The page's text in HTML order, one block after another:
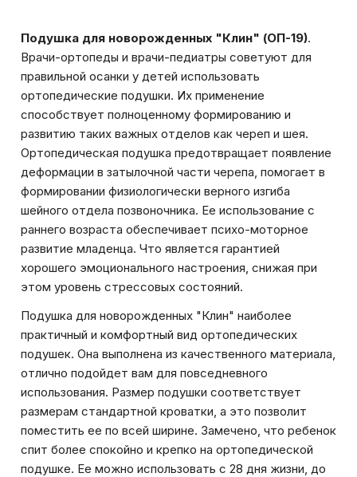
Подушка для новорожденных "Клин" (ОП-19).
Врачи-ортопеды и врачи-педиатры советуют для
правильной осанки у детей использовать
ортопедические подушки. Их применение
способствует полноценному формированию и
развитию таких важных отделов как череп и шея.
Ортопедическая подушка предотвращает появление
деформации в затылочной части черепа, помогает в
формировании физиологически верного изгиба
шейного отдела позвоночника. Ее использование с
раннего возраста обеспечивает психо-моторное
развитие младенца. Что является гарантией
хорошего эмоционального настроения, снижая при
этом уровень стрессовых состояний.
Подушка для новорожденных "Клин" наиболее
практичный и комфортный вид ортопедических
подушек. Она выполнена из качественного материала,
отлично подойдет вам для повседневного
использования. Размер подушки соответствует
размерам стандартной кроватки, а это позволит
поместить ее по всей ширине. Замечено, что ребенок
спит более спокойно и крепко на ортопедической
подушке. Ее можно использовать с 28 дня жизни, до